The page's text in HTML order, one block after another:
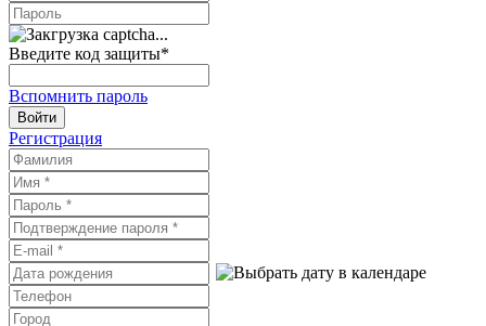
Введите код защиты*
Вспомнить пароль
Войти
Регистрация